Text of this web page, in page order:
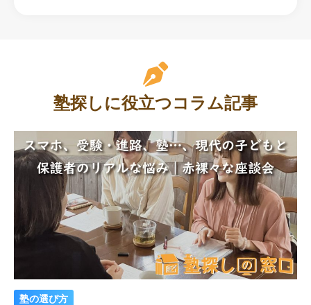
塾探しに役立つコラム記事
塾の選び方